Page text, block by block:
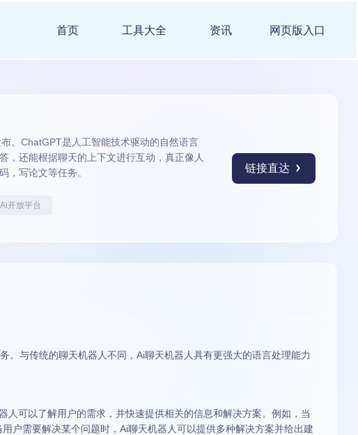
首页 工具大全 资讯 网页版入口
。ChatGPT是人工智能技术驱动的自然语言
，还能根据聊天的上下文进行互动，真正像人
，写论文等任务。
Ai开放平台
链接直达
。与传统的聊天机器人不同，Ai聊天机器人具有更强大的语言处理能力
人可以了解用户的需求，并快速提供相关的信息和解决方案。例如，当
户需要解决某个问题时，Ai聊天机器人可以提供多种解决方案并给出建